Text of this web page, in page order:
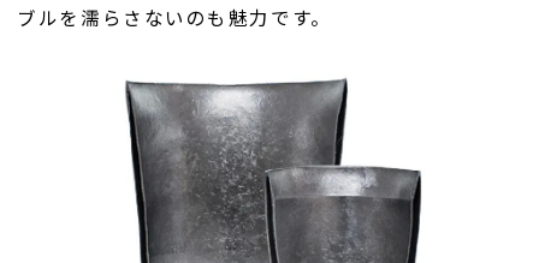
ブルを濡らさないのも魅力です。